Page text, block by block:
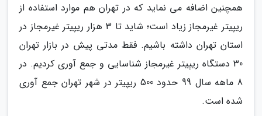
همچنین اضافه می نماید که در تهران هم موارد استفاده از
ریپیتر غیرمجاز زیاد است؛ شاید تا 3 هزار ریپیتر غیرمجاز در
استان تهران داشته باشیم. فقط مدتی پیش در بازار تهران
30 دستگاه ریپیتر غیرمجاز شناسایی و جمع آوری کردیم. در
8 ماهه سال 99 حدود 500 ریپیتر در شهر تهران جمع آوری
شده است.